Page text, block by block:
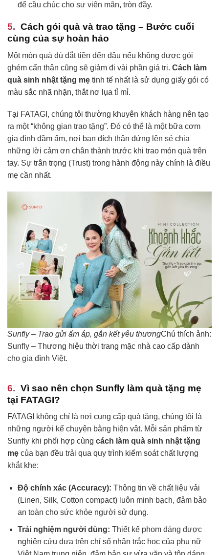
để cầu chúc cho sự viên mãn, tròn đầy.
Cách gói quà và trao tặng – Bước cuối
cùng của sự hoàn hảo
Một món quà dù đắt tiền đến đâu nếu không được gói
ghém cẩn thận cũng sẽ giảm đi vài phần giá trị. Cách làm
quà sinh nhật tặng mẹ tinh tế nhất là sử dụng giấy gói có
màu sắc nhã nhặn, thắt nơ lụa tỉ mỉ.
Tại FATAGI, chúng tôi thường khuyên khách hàng nên tạo
ra một “không gian trao tặng”. Đó có thể là một bữa cơm
gia đình đầm ấm, nơi bạn đích thân đứng lên sẻ chia
những lời cảm ơn chân thành trước khi trao món quà trên
tay. Sự trân trọng (Trust) trong hành động này chính là điều
mẹ cần nhất.
Sunfly – Trao gửi ấm áp, gắn kết yêu thươngChú thích ảnh:
Sunfly – Thương hiệu thời trang mặc nhà cao cấp dành
cho gia đình Việt.
Vì sao nên chọn Sunfly làm quà tặng mẹ
tại FATAGI?
FATAGI không chỉ là nơi cung cấp quà tặng, chúng tôi là
những người kể chuyện bằng hiện vật. Mỗi sản phẩm từ
Sunfly khi phối hợp cùng cách làm quà sinh nhật tặng
mẹ của bạn đều trải qua quy trình kiểm soát chất lượng
khắt khe:
Độ chính xác (Accuracy): Thông tin về chất liệu vải
(Linen, Silk, Cotton compact) luôn minh bạch, đảm bảo
an toàn cho sức khỏe người sử dụng.
Trải nghiệm người dùng: Thiết kế phom dáng được
nghiên cứu dựa trên chỉ số nhân trắc học của phụ nữ